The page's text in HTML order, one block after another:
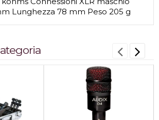
Lunghezza 78 mm Peso 205 g